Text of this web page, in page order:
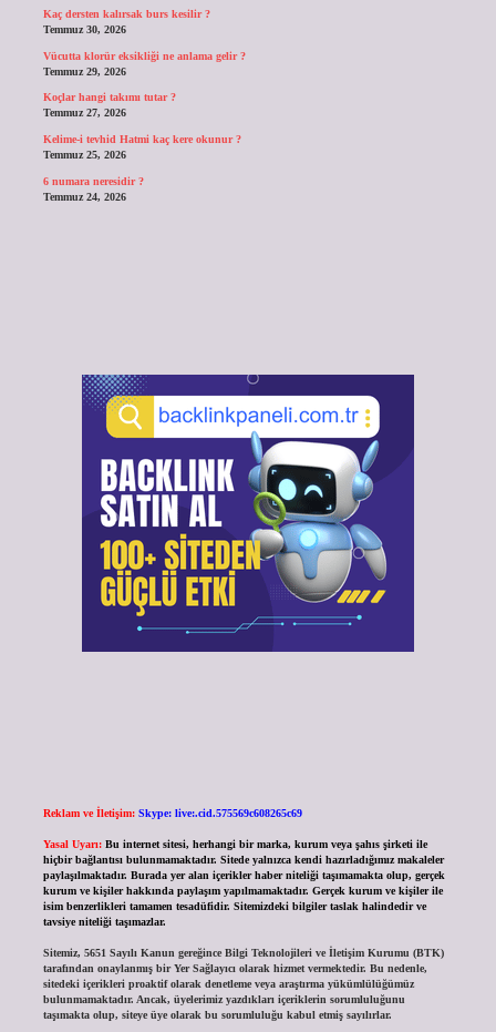
Kaç dersten kalırsak burs kesilir ?
Temmuz 30, 2026
Vücutta klorür eksikliği ne anlama gelir ?
Temmuz 29, 2026
Koçlar hangi takımı tutar ?
Temmuz 27, 2026
Kelime-i tevhid Hatmi kaç kere okunur ?
Temmuz 25, 2026
6 numara neresidir ?
Temmuz 24, 2026
Reklam ve İletişim: Skype: live:.cid.575569c608265c69
Yasal Uyarı: Bu internet sitesi, herhangi bir marka, kurum veya şahıs şirketi ile
hiçbir bağlantısı bulunmamaktadır. Sitede yalnızca kendi hazırladığımız makaleler
paylaşılmaktadır. Burada yer alan içerikler haber niteliği taşımamakta olup, gerçek
kurum ve kişiler hakkında paylaşım yapılmamaktadır. Gerçek kurum ve kişiler ile
isim benzerlikleri tamamen tesadüfidir. Sitemizdeki bilgiler taslak halindedir ve
tavsiye niteliği taşımazlar.
Sitemiz, 5651 Sayılı Kanun gereğince Bilgi Teknolojileri ve İletişim Kurumu (BTK)
tarafından onaylanmış bir Yer Sağlayıcı olarak hizmet vermektedir. Bu nedenle,
sitedeki içerikleri proaktif olarak denetleme veya araştırma yükümlülüğümüz
bulunmamaktadır. Ancak, üyelerimiz yazdıkları içeriklerin sorumluluğunu
taşımakta olup, siteye üye olarak bu sorumluluğu kabul etmiş sayılırlar.